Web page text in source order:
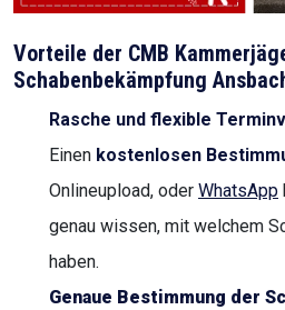
Vorteile der CMB
Schabenbekämpfung
Rasche und flexible
Einen kostenlosen
Onlineupload, oder WhatsApp
genau wissen, mit welchem
haben.
Genaue Bestimmung der